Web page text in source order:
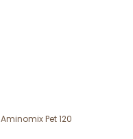
Aminomix Pet 120